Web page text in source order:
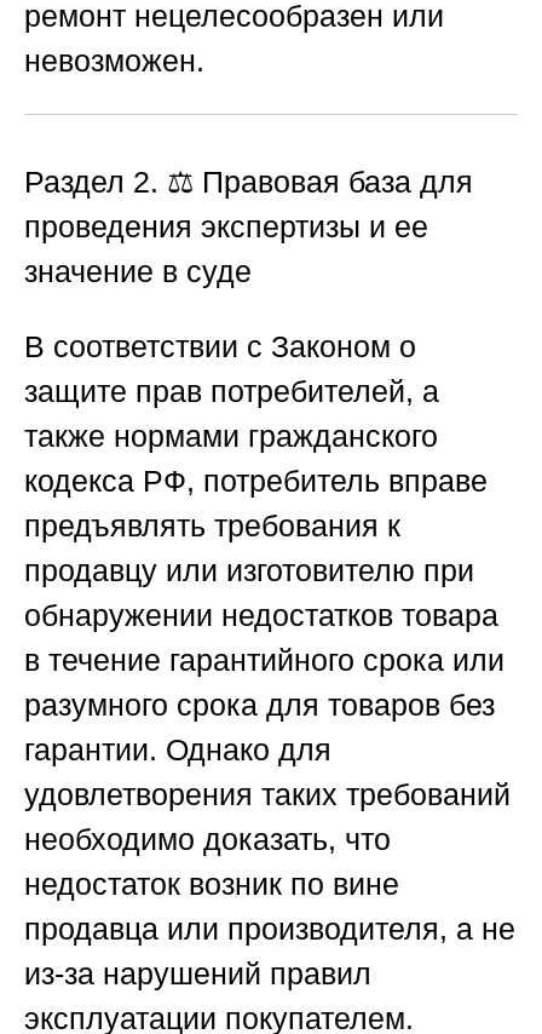
ремонт нецелесообразен или
невозможен.
Раздел 2. ⚖️ Правовая база для
проведения экспертизы и ее
значение в суде
В соответствии с Законом о
защите прав потребителей, а
также нормами гражданского
кодекса РФ, потребитель вправе
предъявлять требования к
продавцу или изготовителю при
обнаружении недостатков товара
в течение гарантийного срока или
разумного срока для товаров без
гарантии. Однако для
удовлетворения таких требований
необходимо доказать, что
недостаток возник по вине
продавца или производителя, а не
из-за нарушений правил
эксплуатации покупателем.